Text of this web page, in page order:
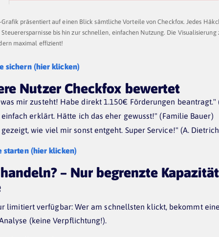
präsentiert auf einen Blick sämtliche Vorteile von Checkfox. Jedes
bis hin zur schnellen, einfachen Nutzung. Die
maximal effizient!
sichern (hier klicken)
Nutzer Checkfox bewertet
mir zusteht! Habe direkt 1.150€ Förderungen beantragt."
erklärt. Hätte ich das eher gewusst!" (Familie Bauer)
wie viel mir sonst entgeht. Super Service!" (A.
starten (hier klicken)
– Nur begrenzte
limitiert verfügbar: Wer am schnellsten klickt, bekommt
(keine Verpflichtung!).